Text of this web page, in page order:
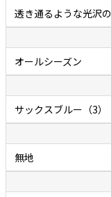
透き通るような光沢
オールシーズン
サックスブルー（3）
無地